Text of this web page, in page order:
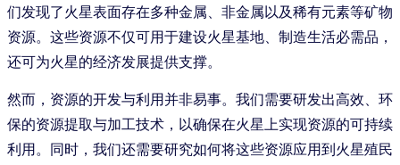
们发现了火星表面存在多种金属、非金属以及稀有元素等矿物
资源。这些资源不仅可用于建设火星基地、制造生活必需品，
还可为火星的经济发展提供支撑。
然而，资源的开发与利用并非易事。我们需要研发出高效、环
保的资源提取与加工技术，以确保在火星上实现资源的可持续
利用。同时，我们还需要研究如何将这些资源应用到火星殖民